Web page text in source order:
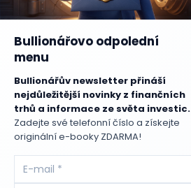
Bullionářovo odpolední
menu
Bullionářův newsletter přináší
nejdůležitější novinky z finančních
trhů a informace ze světa investic.
Zadejte své telefonní číslo a získejte
originální e-booky ZDARMA!